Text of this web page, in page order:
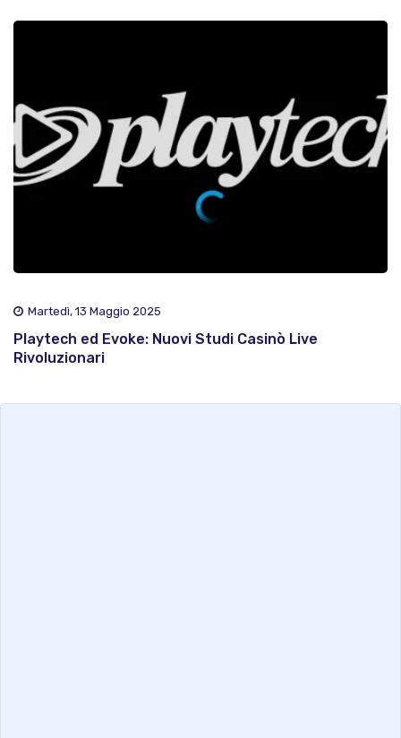
Martedì, 13 Maggio 2025
Playtech ed Evoke: Nuovi Studi Casinò Live
Rivoluzionari